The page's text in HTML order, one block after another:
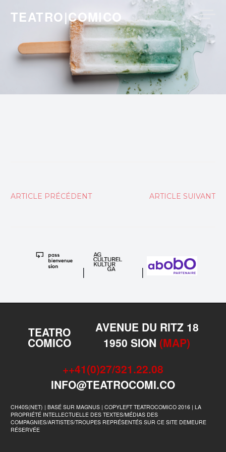
content
TEATRO|COMICO
Navigation
ARTICLE PRÉCÉDENT ARTICLE SUIVANT
| |
TEATRO
COMICO
AVENUE DU RITZ 18
1950 SION (MAP)
++41(0)27/321.22.08
INFO@TEATROCOMI.CO
CH40S(NET) | BASÉ SUR MAGNUS | COPYLEFT TEATROCOMICO 2016 | LA
PROPRIÉTÉ INTELLECTUELLE DES TEXTES/MÉDIAS DES
COMPAGNIES/ARTISTES/TROUPES REPRÉSENTÉS SUR CE SITE DEMEURE
RÉSERVÉE